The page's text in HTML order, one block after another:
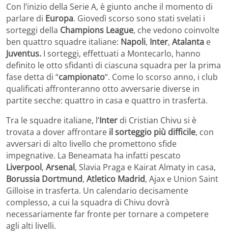
Con l’inizio della Serie A, è giunto anche il momento di
parlare di Europa. Giovedì scorso sono stati svelati i
sorteggi della Champions League, che vedono coinvolte
ben quattro squadre italiane: Napoli, Inter, Atalanta e
Juventus. I sorteggi, effettuati a Montecarlo, hanno
definito le otto sfidanti di ciascuna squadra per la prima
fase detta di “campionato“. Come lo scorso anno, i club
qualificati affronteranno otto avversarie diverse in
partite secche: quattro in casa e quattro in trasferta.
Tra le squadre italiane, l’Inter di Cristian Chivu si è
trovata a dover affrontare il sorteggio più difficile, con
avversari di alto livello che promettono sfide
impegnative. La Beneamata ha infatti pescato
Liverpool, Arsenal, Slavia Praga e Kairat Almaty in casa,
Borussia Dortmund, Atletico Madrid, Ajax e Union Saint
Gilloise in trasferta. Un calendario decisamente
complesso, a cui la squadra di Chivu dovrà
necessariamente far fronte per tornare a competere
agli alti livelli.